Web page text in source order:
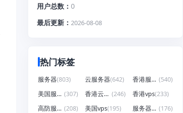
用户总数
0
最后更新
2026-08-08
热门标签
服务器(803) 云服务器(642) 香港服务器 (540)
美国服务器 (307) 香港云服务器 (246) 香港vps(233)
高防服务器 (208) 美国vps(195) 服务器租用 (176)